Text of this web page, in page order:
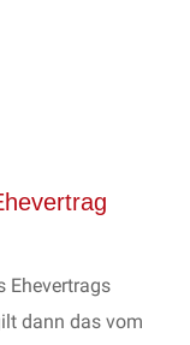
Ehevertrags
dann das vom